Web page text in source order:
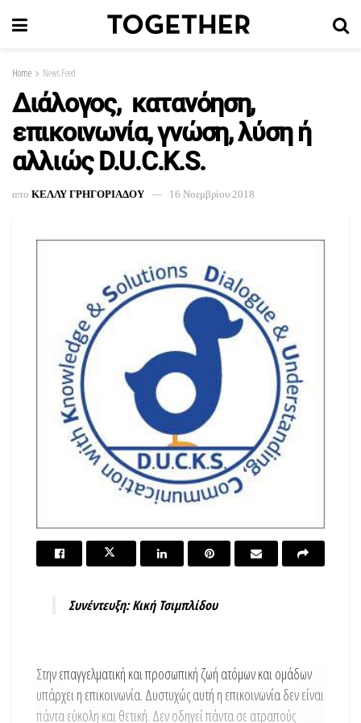
Home News Feed
Διάλογος, κατανόηση,
επικοινωνία, γνώση, λύση ή
αλλιώς D.U.C.K.S.
απο ΚΕΛΛΥ ΓΡΗΓΟΡΙΑΔΟΥ 16 Νοεμβρίου 2018
Συνέντευξη: Κική Τσιμπλίδου
Στην επαγγελματική και προσωπική ζωή ατόμων και ομάδων
υπάρχει η επικοινωνία. Δυστυχώς αυτή η επικοινωνία δεν είναι
πάντα εύκολη και θετική. Δεν οδηγεί πάντα σε ατραπούς